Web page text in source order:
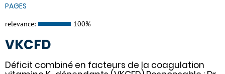
PAGES
relevance: 100%
VKCFD
Déficit combiné en facteurs de la coagulation